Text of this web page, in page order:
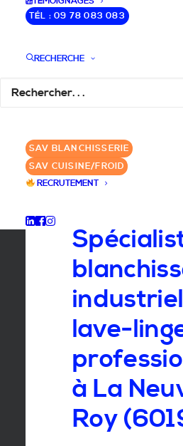
TÉL : 09 78 083 083
RECHERCHE
SAV BLANCHISSERIE
SAV CUISINE/FROID
RECRUTEMENT
votre projet de
✆ 09 78 083
lave-
à La
Roy